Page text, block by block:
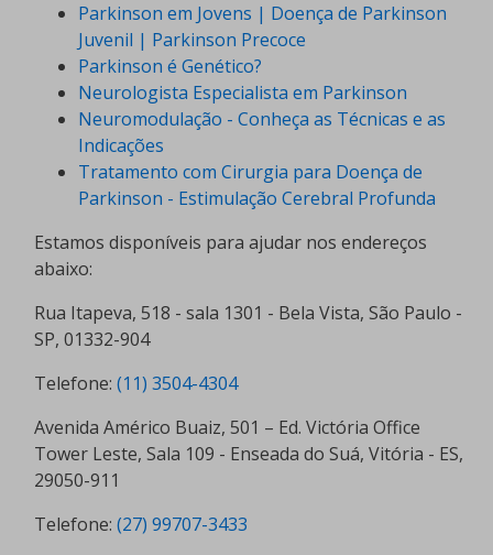
Parkinson em Jovens | Doença de Parkinson
Juvenil | Parkinson Precoce
Parkinson é Genético?
Neurologista Especialista em Parkinson
Neuromodulação - Conheça as Técnicas e as
Indicações
Tratamento com Cirurgia para Doença de
Parkinson - Estimulação Cerebral Profunda
Estamos disponíveis para ajudar nos endereços
abaixo:
Rua Itapeva, 518 - sala 1301 - Bela Vista, São Paulo -
SP, 01332-904
Telefone: (11) 3504-4304
Avenida Américo Buaiz, 501 – Ed. Victória Office
Tower Leste, Sala 109 - Enseada do Suá, Vitória - ES,
29050-911
Telefone: (27) 99707-3433